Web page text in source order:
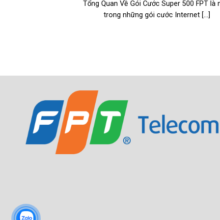
Tổng Quan Về Gói Cước Super 500 FPT là
trong những gói cước Internet [...]